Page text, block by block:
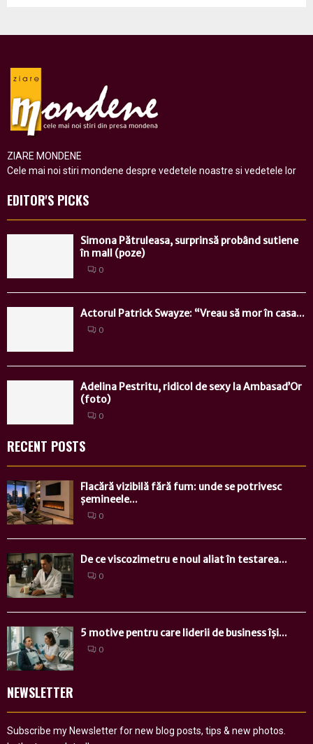
ZIARE MONDENE
Cele mai noi stiri mondene despre vedetele noastre si vedetele lor
EDITOR'S PICKS
Simona Pătruleasa, surprinsă probând sutiene
în mall (poze)
0
Actorul Patrick Swayze: “Vreau să mor în casa...
0
Adelina Pestritu, ridicol de sexy la Ambasad’Or
(foto)
0
RECENT POSTS
Flacără vizibilă fără fum: unde se potrivesc
șemineele...
0
De ce viscozimetru e noul aliat în testarea...
0
5 motive pentru care liderii de business își...
0
NEWSLETTER
Subscribe my Newsletter for new blog posts, tips & new photos.